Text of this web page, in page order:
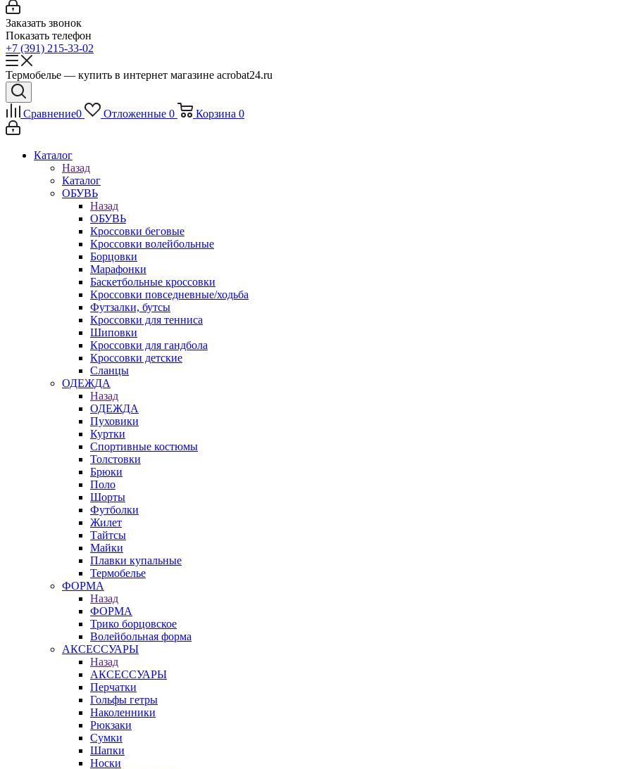
Заказать звонок
Показать телефон
+7 (391) 215-33-02
Термобелье — купить в интернет магазине acrobat24.ru
Сравнение0 Отложенные 0 Корзина 0
Каталог
Назад
Каталог
ОБУВЬ
Назад
ОБУВЬ
Кроссовки беговые
Кроссовки волейбольные
Борцовки
Марафонки
Баскетбольные кроссовки
Кроссовки повседневные/ходьба
Футзалки, бутсы
Кроссовки для тенниса
Шиповки
Кроссовки для гандбола
Кроссовки детские
Сланцы
ОДЕЖДА
Назад
ОДЕЖДА
Пуховики
Куртки
Спортивные костюмы
Толстовки
Брюки
Поло
Шорты
Футболки
Жилет
Тайтсы
Майки
Плавки купальные
Термобелье
ФОРМА
Назад
ФОРМА
Трико борцовское
Волейбольная форма
АКСЕССУАРЫ
Назад
АКСЕССУАРЫ
Перчатки
Гольфы гетры
Наколенники
Рюкзаки
Сумки
Шапки
Носки